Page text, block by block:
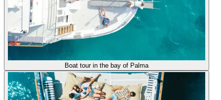
Boat tour in the bay of Palma